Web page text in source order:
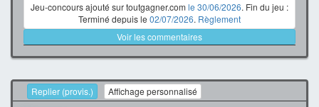
Jeu-concours ajouté sur toutgagner.com le 30/06/2026. Fin du jeu :
Terminé depuis le 02/07/2026. Règlement
Voir les commentaires
Replier (provis.) Affichage personnalisé